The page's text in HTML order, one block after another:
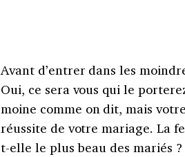
Avant d’entrer dans les
Oui, ce sera vous qui le
moine comme on dit, mais
réussite de votre mariage. La
t-elle le plus beau des mariés ?